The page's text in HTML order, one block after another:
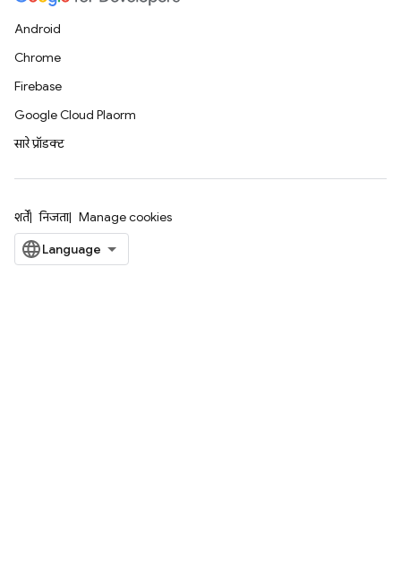
Android
Chrome
Firebase
Google Cloud Platform
सारे प्रॉडक्ट
शर्तें निजता Manage cookies